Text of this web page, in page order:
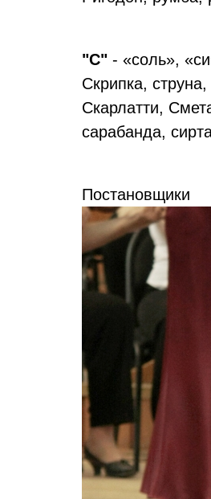
"С" - «соль»,
Скрипка,
Скарлатти,
сарабанда,
Постановщики